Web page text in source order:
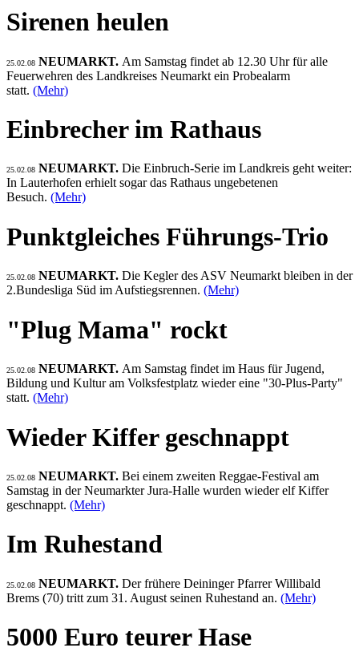
Sirenen heulen
25.02.08 NEUMARKT. Am Samstag findet ab 12.30 Uhr für alle
Feuerwehren des Landkreises Neumarkt ein Probealarm
statt. (Mehr)
Einbrecher im Rathaus
25.02.08 NEUMARKT. Die Einbruch-Serie im Landkreis geht weiter:
In Lauterhofen erhielt sogar das Rathaus ungebetenen
Besuch. (Mehr)
Punktgleiches Führungs-Trio
25.02.08 NEUMARKT. Die Kegler des ASV Neumarkt bleiben in der
2.Bundesliga Süd im Aufstiegsrennen. (Mehr)
"Plug Mama" rockt
25.02.08 NEUMARKT. Am Samstag findet im Haus für Jugend,
Bildung und Kultur am Volksfestplatz wieder eine "30-Plus-Party"
statt. (Mehr)
Wieder Kiffer geschnappt
25.02.08 NEUMARKT. Bei einem zweiten Reggae-Festival am
Samstag in der Neumarkter Jura-Halle wurden wieder elf Kiffer
geschnappt. (Mehr)
Im Ruhestand
25.02.08 NEUMARKT. Der frühere Deininger Pfarrer Willibald
Brems (70) tritt zum 31. August seinen Ruhestand an. (Mehr)
5000 Euro teurer Hase